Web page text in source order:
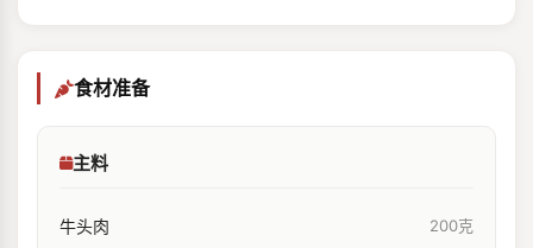
食材准备
主料
牛头肉 200克